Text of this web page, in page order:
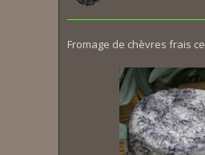
Fromage de chèvres frais